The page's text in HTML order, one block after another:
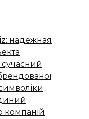
надежная
компаній